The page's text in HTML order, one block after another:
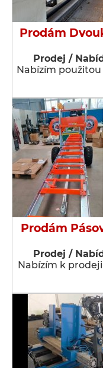
Prodám
Prodej /
Nabízím
Prodám
Prodej /
Nabízím k